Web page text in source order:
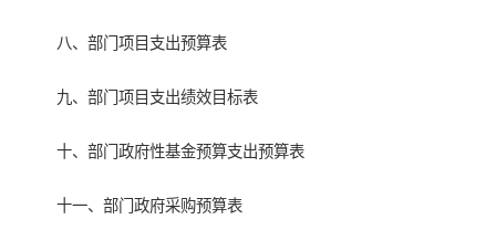
八、部门项目支出预算表
九、部门项目支出绩效目标表
十、部门政府性基金预算支出预算表
十一、部门政府采购预算表